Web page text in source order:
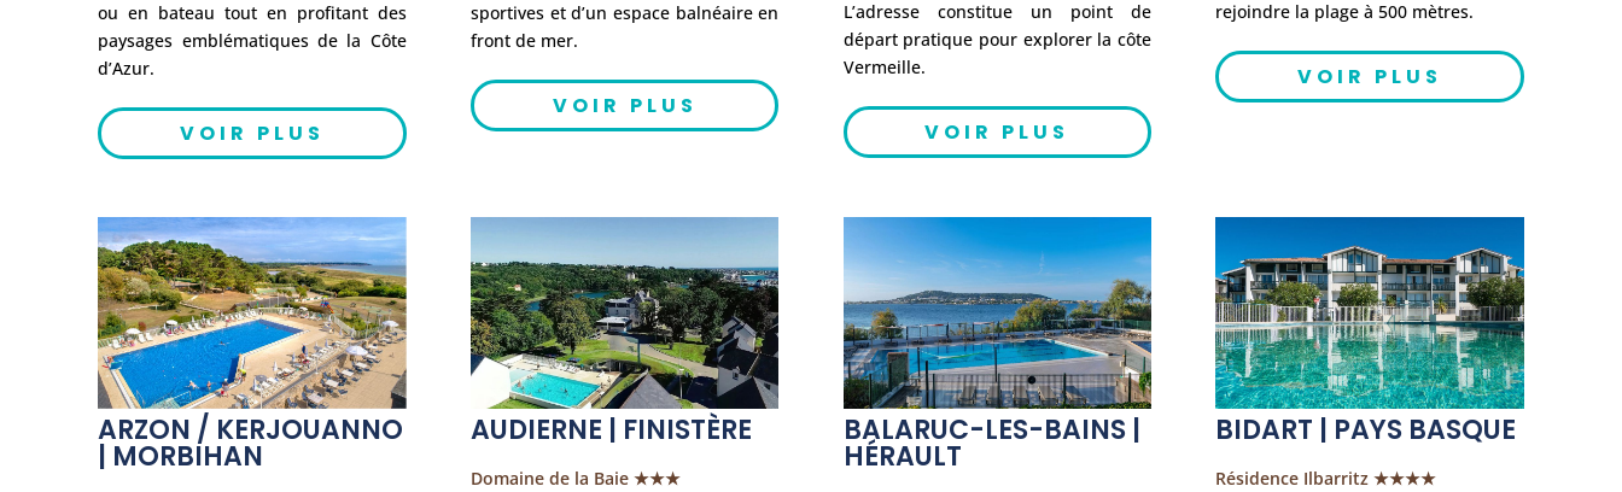
ou en bateau tout en profitant des
paysages emblématiques de la Côte
d’Azur.
VOIR PLUS
sportives et d’un espace balnéaire en
front de mer.
VOIR PLUS
L’adresse constitue un point de
départ pratique pour explorer la côte
Vermeille.
VOIR PLUS
rejoindre la plage à 500 mètres.
VOIR PLUS
ARZON / KERJOUANNO
| MORBIHAN
AUDIERNE | FINISTÈRE
Domaine de la Baie ★★★
BALARUC-LES-BAINS |
HÉRAULT
BIDART | PAYS BASQUE
Résidence Ilbarritz ★★★★